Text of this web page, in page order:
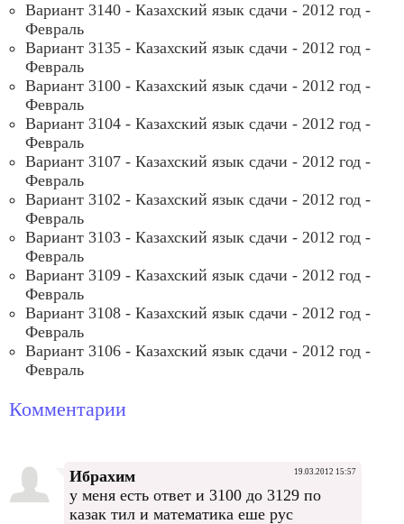
Вариант 3140 - Казахский язык сдачи - 2012 год -
Февраль
Вариант 3135 - Казахский язык сдачи - 2012 год -
Февраль
Вариант 3100 - Казахский язык сдачи - 2012 год -
Февраль
Вариант 3104 - Казахский язык сдачи - 2012 год -
Февраль
Вариант 3107 - Казахский язык сдачи - 2012 год -
Февраль
Вариант 3102 - Казахский язык сдачи - 2012 год -
Февраль
Вариант 3103 - Казахский язык сдачи - 2012 год -
Февраль
Вариант 3109 - Казахский язык сдачи - 2012 год -
Февраль
Вариант 3108 - Казахский язык сдачи - 2012 год -
Февраль
Вариант 3106 - Казахский язык сдачи - 2012 год -
Февраль
Комментарии
Ибрахим 19.03.2012 15:57
у меня есть ответ и 3100 до 3129 по
казак тил и математика еше рус